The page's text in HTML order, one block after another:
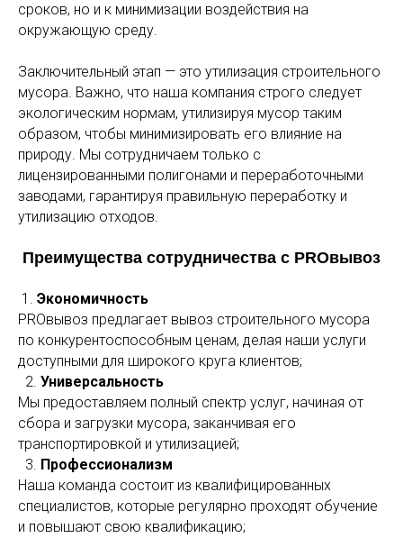
сроков, но и к минимизации воздействия на
окружающую среду.
Заключительный этап — это утилизация строительного
мусора. Важно, что наша компания строго следует
экологическим нормам, утилизируя мусор таким
образом, чтобы минимизировать его влияние на
природу. Мы сотрудничаем только с
лицензированными полигонами и переработочными
заводами, гарантируя правильную переработку и
утилизацию отходов.
Преимущества сотрудничества с PROвывоз
1. Экономичность
PROвывоз предлагает вывоз строительного мусора
по конкурентоспособным ценам, делая наши услуги
доступными для широкого круга клиентов;
2. Универсальность
Мы предоставляем полный спектр услуг, начиная от
сбора и загрузки мусора, заканчивая его
транспортировкой и утилизацией;
3. Профессионализм
Наша команда состоит из квалифицированных
специалистов, которые регулярно проходят обучение
и повышают свою квалификацию;